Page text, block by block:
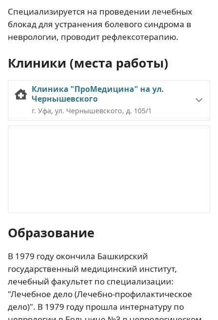
Специализируется на проведении лечебных
блокад для устранения болевого синдрома в
неврологии, проводит рефлексотерапию.
Клиники (места работы)
Клиника "ПроМедицина" на ул.
Чернышевского
г. Уфа, ул. Чернышевского, д. 105/1
Образование
В 1979 году окончила Башкирский
государственный медицинский институт,
лечебный факультет по специализации:
"Лечебное дело (Лечебно-профилактическое
дело)". В 1979 году прошла интернатуру по